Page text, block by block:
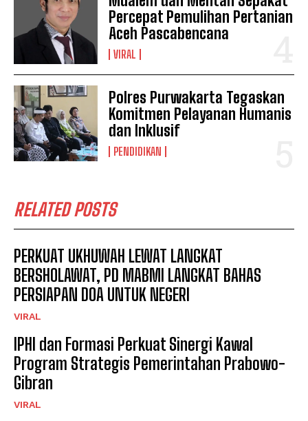
Percepat Pemulihan Pertanian
Aceh Pascabencana
VIRAL
Polres Purwakarta Tegaskan
Komitmen Pelayanan Humanis
dan Inklusif
PENDIDIKAN
RELATED POSTS
PERKUAT UKHUWAH LEWAT LANGKAT
BERSHOLAWAT, PD MABMI LANGKAT BAHAS
PERSIAPAN DOA UNTUK NEGERI
VIRAL
IPHI dan Formasi Perkuat Sinergi Kawal
Program Strategis Pemerintahan Prabowo-
Gibran
VIRAL